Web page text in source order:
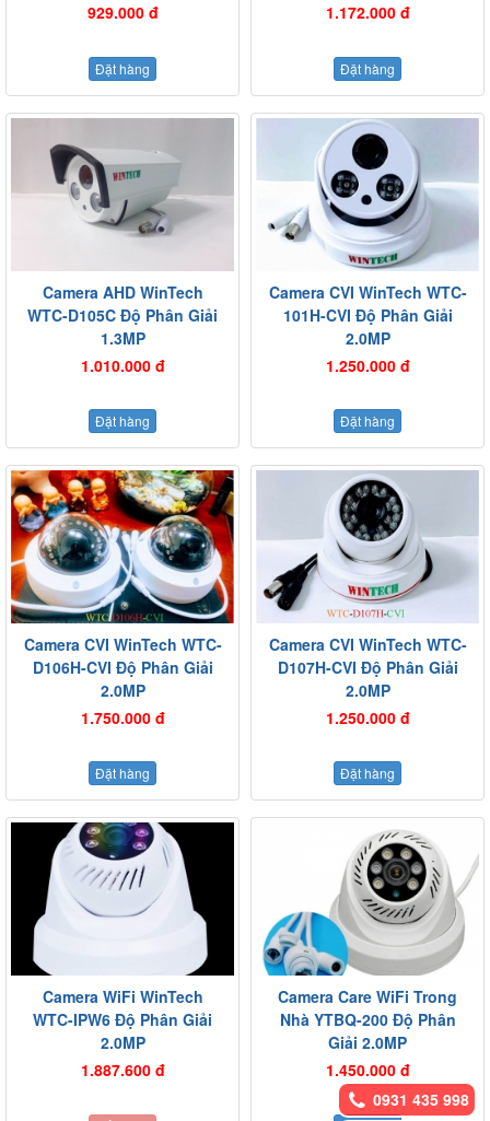
929.000 đ
Đặt hàng
1.172.000 đ
Đặt hàng
Camera AHD WinTech
WTC-D105C Độ Phân Giải
1.3MP
1.010.000 đ
Đặt hàng
Camera CVI WinTech WTC-
101H-CVI Độ Phân Giải
2.0MP
1.250.000 đ
Đặt hàng
Camera CVI WinTech WTC-
D106H-CVI Độ Phân Giải
2.0MP
1.750.000 đ
Đặt hàng
Camera CVI WinTech WTC-
D107H-CVI Độ Phân Giải
2.0MP
1.250.000 đ
Đặt hàng
Camera WiFi WinTech
WTC-IPW6 Độ Phân Giải
2.0MP
1.887.600 đ
Camera Care WiFi Trong
Nhà YTBQ-200 Độ Phân
Giải 2.0MP
1.450.000 đ
0931 435 998